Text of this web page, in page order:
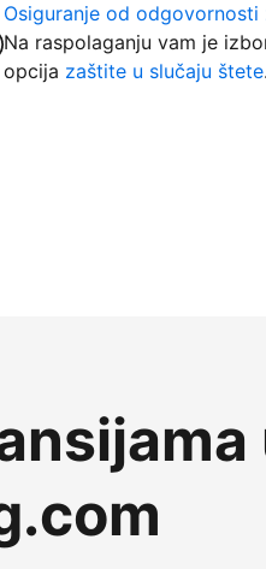
Osiguranje od odgovornosti
Na raspolaganju vam je
opcija zaštite u slučaju štete.